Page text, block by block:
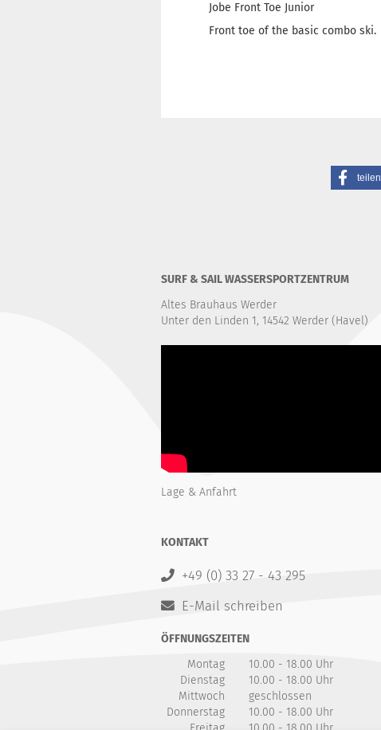
Jobe Front Toe Junior
Front toe of the basic combo ski.
teilen
SURF & SAIL WASSERSPORTZENTRUM
Altes Brauhaus Werder
Unter den Linden 1, 14542 Werder (Havel)
Lage & Anfahrt
KONTAKT
+49 (0) 33 27 - 43 295
E-Mail schreiben
ÖFFNUNGSZEITEN
Montag
10.00 - 18.00 Uhr
Dienstag
10.00 - 18.00 Uhr
Mittwoch
geschlossen
Donnerstag
10.00 - 18.00 Uhr